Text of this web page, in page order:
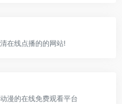
在线点播的的网站!
漫的在线免费观看平台